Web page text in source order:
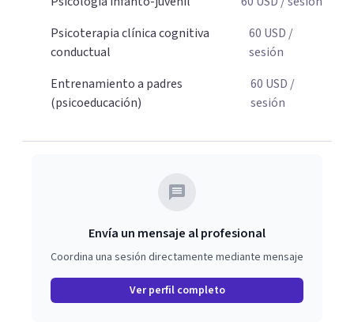
educar sin perder la paciencia ni el control. Si estás listo
para dar el primer paso hacia una convivencia familiar
más armoniosa, agenda tu sesión y empecemos a
Psicoterapia clínica cognitiva
conductual
60 USD /
sesión
Entrenamiento a padres
(psicoeducación)
60 USD /
sesión
Envía un mensaje al profesional
Coordina una sesión directamente mediante mensaje
Ver perfil completo